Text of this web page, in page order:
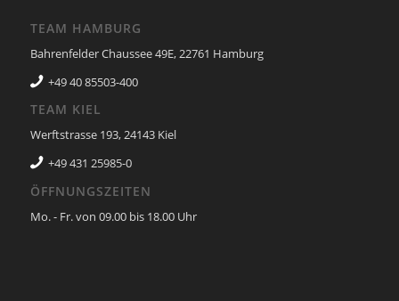
TEAM HAMBURG
Bahrenfelder Chaussee 49E, 22761 Hamburg
+49 40 85503-400
TEAM KIEL
Werftstrasse 193, 24143 Kiel
+49 431 25985-0
ÖFFNUNGSZEITEN
Mo. - Fr. von 09.00 bis 18.00 Uhr